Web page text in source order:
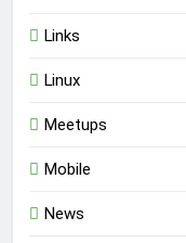
Links
Linux
Meetups
Mobile
News